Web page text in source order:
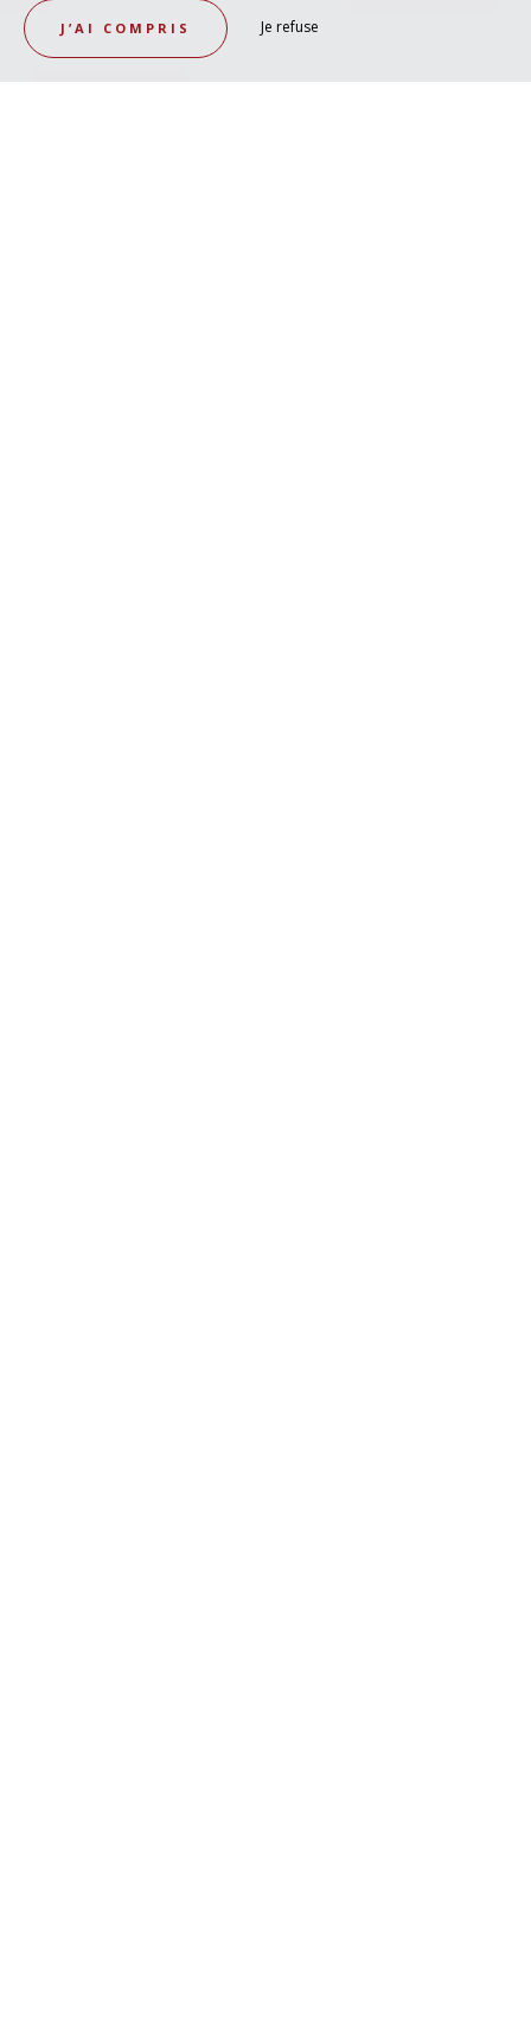
J’AI COMPRIS Je refuse